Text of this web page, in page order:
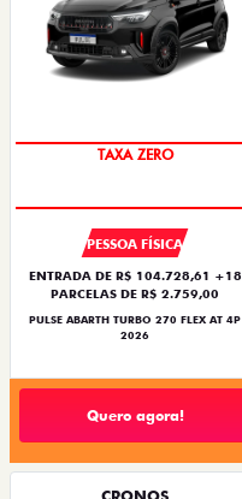
TAXA ZERO
PESSOA FÍSICA
ENTRADA DE R$ 104.728,61 +18
PARCELAS DE R$ 2.759,00
PULSE ABARTH TURBO 270 FLEX AT 4P
2026
Quero agora!